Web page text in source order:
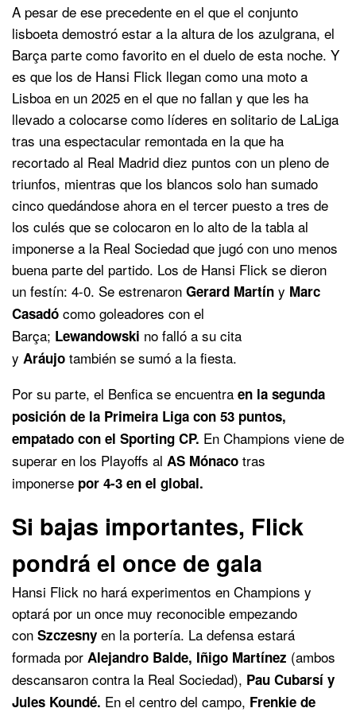
A pesar de ese precedente en el que el conjunto
lisboeta demostró estar a la altura de los azulgrana, el
Barça parte como favorito en el duelo de esta noche. Y
es que los de Hansi Flick llegan como una moto a
Lisboa en un 2025 en el que no fallan y que les ha
llevado a colocarse como líderes en solitario de LaLiga
tras una espectacular remontada en la que ha
recortado al Real Madrid diez puntos con un pleno de
triunfos, mientras que los blancos solo han sumado
cinco quedándose ahora en el tercer puesto a tres de
los culés que se colocaron en lo alto de la tabla al
imponerse a la Real Sociedad que jugó con uno menos
buena parte del partido. Los de Hansi Flick se dieron
un festín: 4-0. Se estrenaron Gerard Martín y Marc
Casadó como goleadores con el
Barça; Lewandowski no falló a su cita
y Aráujo también se sumó a la fiesta.
Por su parte, el Benfica se encuentra en la segunda
posición de la Primeira Liga con 53 puntos,
empatado con el Sporting CP. En Champions viene de
superar en los Playoffs al AS Mónaco tras
imponerse por 4-3 en el global.
Si bajas importantes, Flick
pondrá el once de gala
Hansi Flick no hará experimentos en Champions y
optará por un once muy reconocible empezando
con Szczesny en la portería. La defensa estará
formada por Alejandro Balde, Iñigo Martínez (ambos
descansaron contra la Real Sociedad), Pau Cubarsí y
Jules Koundé. En el centro del campo, Frenkie de